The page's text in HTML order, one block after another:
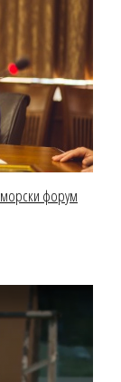
форум